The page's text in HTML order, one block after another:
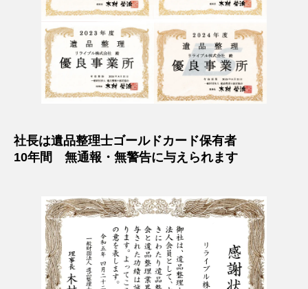
社長は遺品整理士ゴールドカード保有者
10年間 無通報・無警告に与えられます